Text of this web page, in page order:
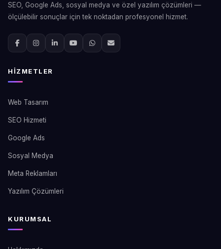
SEO, Google Ads, sosyal medya ve özel yazılım çözümleri —
ölçülebilir sonuçlar için tek noktadan profesyonel hizmet.
HIZMETLER
Web Tasarım
SEO Hizmeti
Google Ads
Sosyal Medya
Meta Reklamları
Yazılım Çözümleri
KURUMSAL